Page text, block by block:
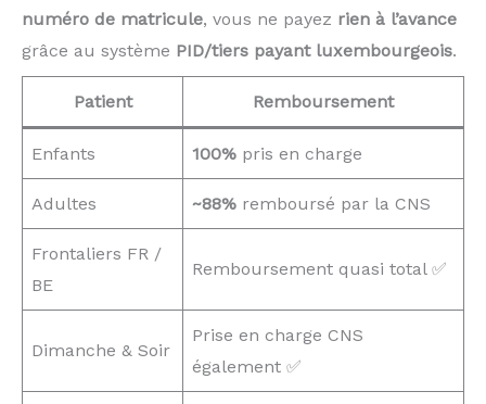
numéro de matricule, vous ne payez rien à l’avance
grâce au système PID/tiers payant luxembourgeois.
Patient Remboursement
Enfants 100% pris en charge
Adultes ~88% remboursé par la CNS
Frontaliers FR /
BE
Remboursement quasi total ✅
Dimanche & Soir
Prise en charge CNS
également ✅